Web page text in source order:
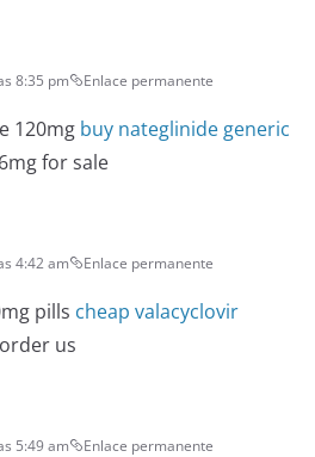
8:35 pm Enlace permanente
120mg buy nateglinide generic
for sale
4:42 am Enlace permanente
pills cheap valacyclovir
us
5:49 am Enlace permanente